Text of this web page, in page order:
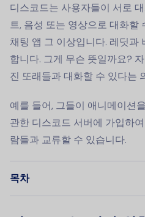
디스코드는 사용자들이 서로
트, 음성 또는 영상으로 대화할
채팅 앱 그 이상입니다. 레딧과
합니다. 그게 무슨 뜻일까요?
진 또래들과 대화할 수 있다는
예를 들어, 그들이 애니메이션
관한 디스코드 서버에 가입하
람들과 교류할 수 있습니다.
목차